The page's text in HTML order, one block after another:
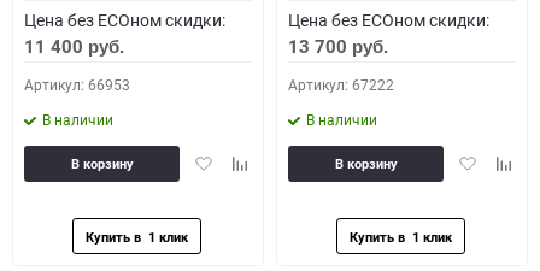
Цена без ECOном скидки:
11 400 руб.
Артикул: 66953
В наличии
ДобавитьДобавить
В корзину
Цена без ECOном скидки:
13 700 руб.
Артикул: 67222
В наличии
Добавить
В корзину